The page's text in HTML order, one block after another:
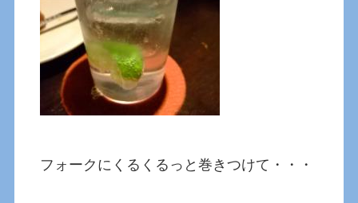
フォークにくるくるっと巻きつけて・・・